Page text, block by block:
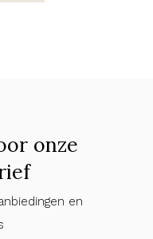
onze
en